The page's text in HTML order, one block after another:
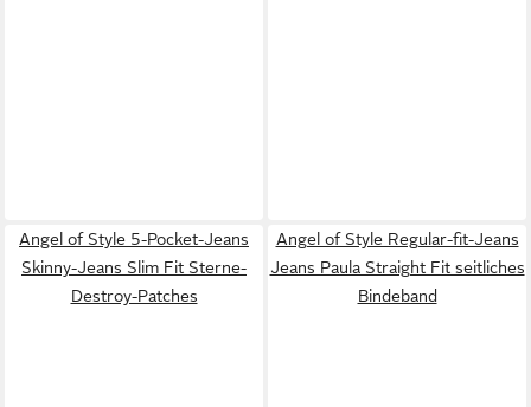
Angel of Style 5-Pocket-Jeans
Skinny-Jeans Slim Fit Sterne-
Destroy-Patches
Angel of Style Regular-fit-Jeans
Jeans Paula Straight Fit seitliches
Bindeband